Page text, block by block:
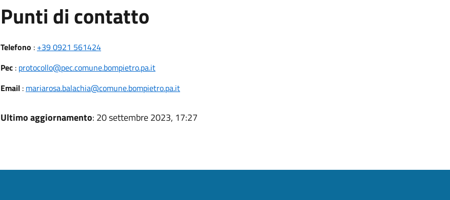
Punti di contatto
Telefono : +39 0921 561424
Pec: protocollo@pec.comune.bompietro.pa.it
Email: mariarosa.balachia@comune.bompietro.pa.it
Ultimo aggiornamento: 20 settembre 2023, 17:27